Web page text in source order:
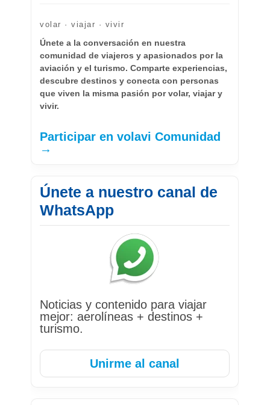
volar · viajar · vivir
Únete a la conversación en nuestra
comunidad de viajeros y apasionados por la
aviación y el turismo. Comparte experiencias,
descubre destinos y conecta con personas
que viven la misma pasión por volar, viajar y
vivir.
Participar en volavi Comunidad
→
Únete a nuestro canal de
WhatsApp
Noticias y contenido para viajar
mejor: aerolíneas + destinos +
turismo.
Unirme al canal